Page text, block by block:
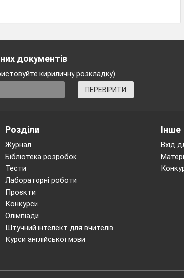
документів
кириличну розкладку)
ПЕРЕВІРИТИ
Розділи
Журнал
Бібліотека розробок
Тести
Лабораторні роботи
Проєкти
Конкурси
Олімпіади
Штучний інтелект для вчителів
Курси англійської мови
Інше
Вхід